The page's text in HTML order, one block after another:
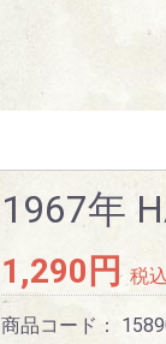
1967年
1,290円 税込
商品コード：